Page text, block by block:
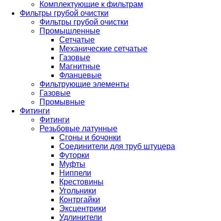
Комплектующие к фильтрам
Фильтры грубой очистки
Фильтры грубой очистки
Промышленные
Сетчатые
Механические сетчатые
Газовые
Магнитные
Фланцевые
Фильтрующие элементы
Газовые
Промывные
Фитинги
Фитинги
Резьбовые латунные
Сгоны и бочонки
Соединители для труб штуцера
Футорки
Муфты
Ниппели
Крестовины
Угольники
Контргайки
Эксцентрики
Удлинители